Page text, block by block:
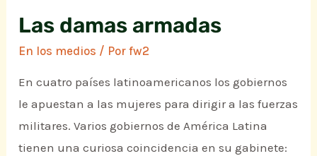
Las damas armadas
En los medios / Porfw2
En cuatro países latinoamericanos los gobiernos
le apuestan a las mujeres para dirigir a las fuerzas
militares. Varios gobiernos de América Latina
tienen una curiosa coincidencia en su gabinete: